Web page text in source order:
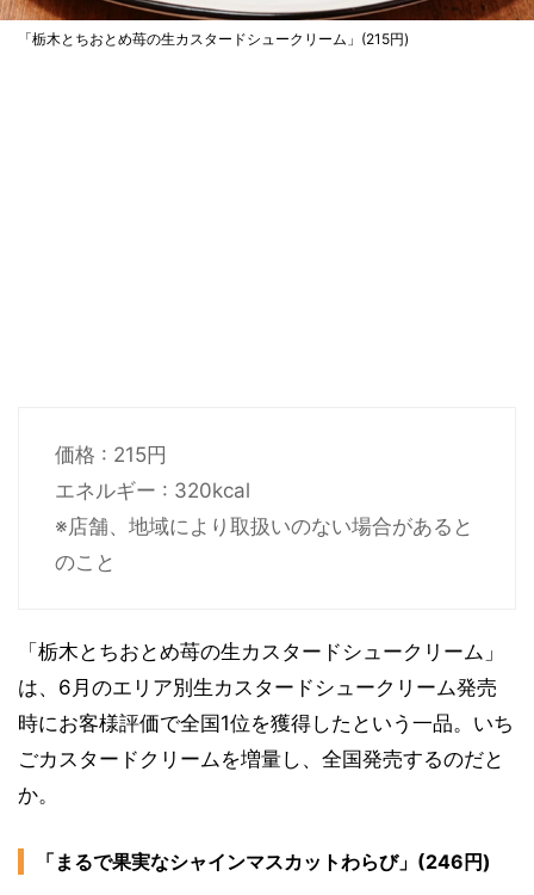
「栃木とちおとめ苺の生カスタードシュークリーム」(215円)
価格 : 215円
エネルギー : 320kcal
※店舗、地域により取扱いのない場合があると
のこと
「栃木とちおとめ苺の生カスタードシュークリーム」
は、6月のエリア別生カスタードシュークリーム発売
時にお客様評価で全国1位を獲得したという一品。いち
ごカスタードクリームを増量し、全国発売するのだと
か。
「まるで果実なシャインマスカットわらび」(246円)